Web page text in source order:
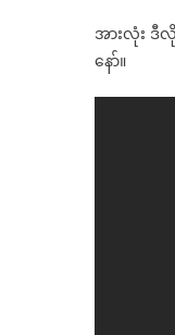
အားလုံး ဒီ
နော်။